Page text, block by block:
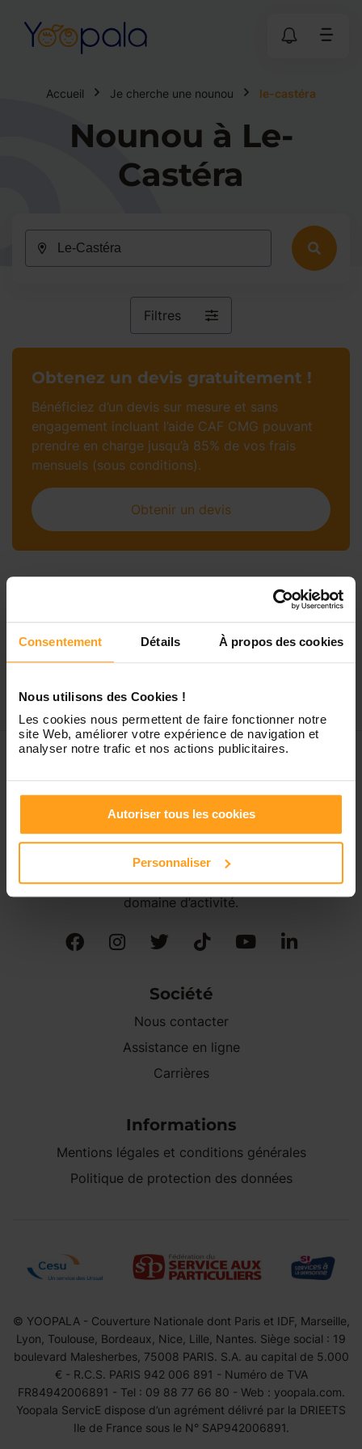
Consentement Détails À propos des cookies
Nous utilisons des Cookies !
Les cookies nous permettent de faire fonctionner notre
site Web, améliorer votre expérience de navigation et
analyser notre trafic et nos actions publicitaires.
Autoriser tous les cookies
Personnaliser
Accueil Je cherche une nounou le-castéra
Nounou à Le-
Castéra
Filtres
Obtenez un devis gratuitement !
Bénéficiez d’un devis sur mesure et sans
engagement incluant l’aide CAF CMG pouvant
prendre en charge jusqu’à 85% de vos frais
mensuels (sous conditions).
Obtenir un devis
Petites annonces de
nounous à Le-Castéra
services à la personne agréée par l'État et spécialisée
dans la garde d’enfant(s) à domicile.
Yoopala fait partie des acteurs majeurs de son
domaine d’activité.
Société
Nous contacter
Assistance en ligne
Carrières
Informations
Mentions légales et conditions générales
Politique de protection des données
© YOOPALA - Couverture Nationale dont Paris et IDF, Marseille,
Lyon, Toulouse, Bordeaux, Nice, Lille, Nantes. Siège social : 19
boulevard Malesherbes, 75008 PARIS. S.A. au capital de 5.000
€ - R.C.S. PARIS 942 006 891 - Numéro de TVA
FR84942006891 - Tel : 09 88 77 66 80 - Web : yoopala.com.
Yoopala ServicE dispose d’un agrément délivré par la DRIEETS
Ile de France sous le N° SAP942006891.